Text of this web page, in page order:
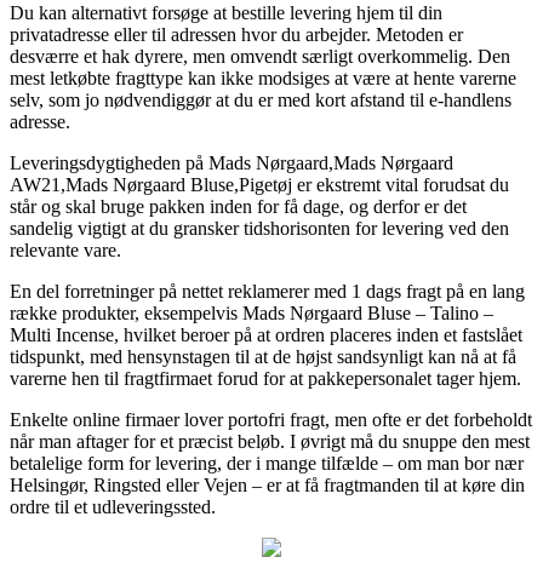
Du kan alternativt forsøge at bestille levering hjem til din
privatadresse eller til adressen hvor du arbejder. Metoden er
desværre et hak dyrere, men omvendt særligt overkommelig. Den
mest letkøbte fragttype kan ikke modsiges at være at hente varerne
selv, som jo nødvendiggør at du er med kort afstand til e-handlens
adresse.
Leveringsdygtigheden på Mads Nørgaard,Mads Nørgaard
AW21,Mads Nørgaard Bluse,Pigetøj er ekstremt vital forudsat du
står og skal bruge pakken inden for få dage, og derfor er det
sandelig vigtigt at du gransker tidshorisonten for levering ved den
relevante vare.
En del forretninger på nettet reklamerer med 1 dags fragt på en lang
række produkter, eksempelvis Mads Nørgaard Bluse – Talino –
Multi Incense, hvilket beroer på at ordren placeres inden et fastslået
tidspunkt, med hensynstagen til at de højst sandsynligt kan nå at få
varerne hen til fragtfirmaet forud for at pakkepersonalet tager hjem.
Enkelte online firmaer lover portofri fragt, men ofte er det forbeholdt
når man aftager for et præcist beløb. I øvrigt må du snuppe den mest
betalelige form for levering, der i mange tilfælde – om man bor nær
Helsingør, Ringsted eller Vejen – er at få fragtmanden til at køre din
ordre til et udleveringssted.